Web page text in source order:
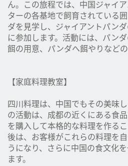
ん。この旅程では、中国ジャイ
ターの各基地で飼育されている
ダを見学し、ジャイアントパン
に参加します。活動には、パン
餌の用意、パンダへ餌やりなど
【家庭料理教室】
四川料理は、中国でもその美味
の活動は、成都の近くにある食
を購入して本格的な料理を作る
後は、お客様がこれらの料理を
うになり、さらに中国の食文化
ます。